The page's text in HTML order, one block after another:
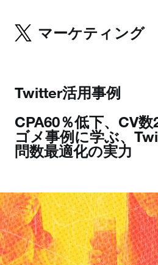
マーケティング
Twitter活用事例
CPA60％低下、CV
ゴメ事例に学ぶ、
問数最適化の実力